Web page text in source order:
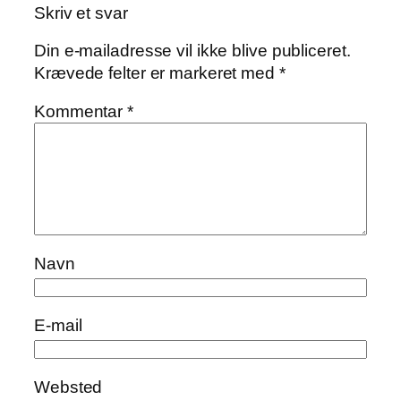
Skriv et svar
Din e-mailadresse vil ikke blive publiceret.
Krævede felter er markeret med *
Kommentar*
Navn
E-mail
Websted